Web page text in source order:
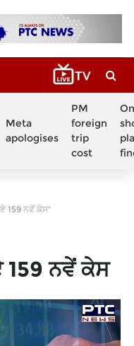
Meta
apologises
PM
foreign
trip
cost
159 ਨਵੇਂ ਕੇਸ"
159 ਨਵੇਂ ਕੇਸ